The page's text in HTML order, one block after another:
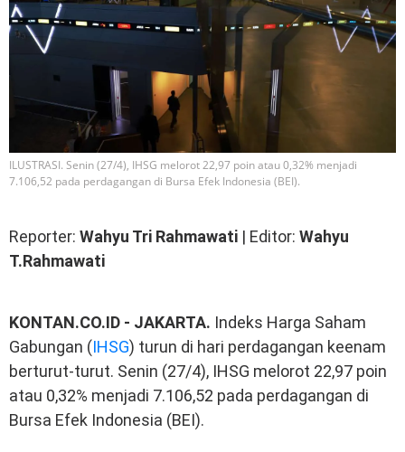
ILUSTRASI. Senin (27/4), IHSG melorot 22,97 poin atau 0,32% menjadi
7.106,52 pada perdagangan di Bursa Efek Indonesia (BEI).
Reporter: Wahyu Tri Rahmawati | Editor: Wahyu
T.Rahmawati
KONTAN.CO.ID - JAKARTA. Indeks Harga Saham
Gabungan (IHSG) turun di hari perdagangan keenam
berturut-turut. Senin (27/4), IHSG melorot 22,97 poin
atau 0,32% menjadi 7.106,52 pada perdagangan di
Bursa Efek Indonesia (BEI).